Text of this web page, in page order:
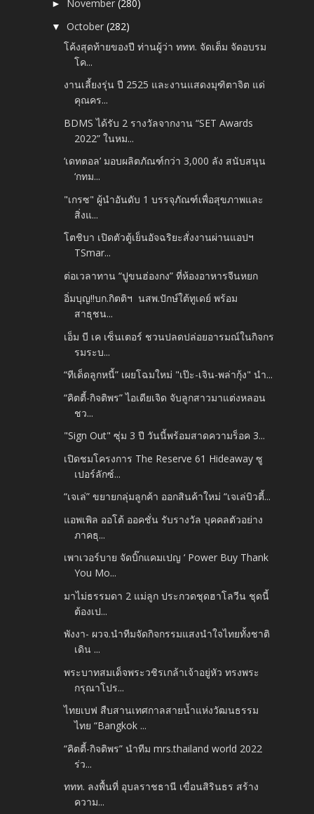
► November(280)
▼October(282)
โค้งสุดท้ายของปี ท่านผู้ว่า ททท. จัดเต็ม จัดอบรม
โค...
งานเลี้ยงรุ่น ปี 2525 และงานแสดงมุฑิตาจิต แด่
คุณคร...
BDMS ได้รับ 2 รางวัลจากงาน “SET Awards
2022” ในหม...
‘เดทตอล’ มอบผลิตภัณฑ์กว่า 3,000 ลัง สนับสนุน
‘กทม...
"เกรซ" ผู้นำอันดับ 1 บรรจุภัณฑ์เพื่อสุขภาพและ
สิ่งแ...
โตชิบา เปิดตัวตู้เย็นอัจฉริยะสั่งงานผ่านแอปฯ
TSmar...
ต่อเวลาทาน “ปูขนฮ่องกง” ที่ห้องอาหารจีนหยก
อิ่มบุญ!!บก.กิตติฯ นสพ.ปักษ์ใต้ทูเดย์ พร้อม
สาธุชน...
เอ็ม บี เค เซ็นเตอร์ ชวนปลดปล่อยอารมณ์ในกิจกร
รมระบ...
“ทีเด็ดลูกหนี้” เผยโฉมใหม่ "เป๊ะ-เจิน-พล่ากุ้ง" นำ...
“คิตตี้-กิจติพร” ไอเดียเจิด จับลูกสาวมาแต่งหลอน
ชว...
"Sign​ Out" ซุ่ม​ 3 ปี​ วันนี้พร้อมสาดความร็อค​ 3​...
เปิดชมโครงการ The Reserve 61 Hideaway ซู
เปอร์ลักซ์...
“เจเล่” ขยายกลุ่มลูกค้า ออกสินค้าใหม่ “เจเล่บิวตี้...
แอพเพิล ออโต้ ออคชั่น รับรางวัล บุคคลตัวอย่าง
ภาคธุ...
เพาเวอร์บาย จัดบิ๊กแคมเปญ ‘ Power Buy Thank
You Mo...
มาไม่ธรรมดา 2 แม่ลูก ประกวดชุดฮาโลวีน ชุดนี้
ต้องเป...
พังงา- ผวจ.นำทีมจัดกิจกรรมแสงนำใจไทยทั้งชาติ
เดิน ...
พระบาทสมเด็จพระวชิรเกล้าเจ้าอยู่หัว ทรงพระ
กรุณาโปร...
ไทยเบฟ สืบสานเทศกาลสายน้ำแห่งวัฒนธรรม
ไทย “Bangkok ...
“คิตตี้-กิจติพร” นำทีม mrs.thailand world 2022
ร่ว...
ททท. ลงพื้นที่ อุบลราชธานี เขื่อนสิรินธร สร้าง
ความ...